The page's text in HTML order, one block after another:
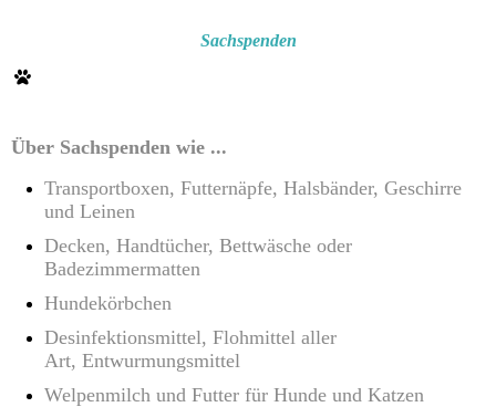
Sachspenden
Über Sachspenden wie ...
Transportboxen, Futternäpfe, Halsbänder, Geschirre
und Leinen
Decken, Handtücher, Bettwäsche oder
Badezimmermatten
Hundekörbchen
Desinfektionsmittel, Flohmittel aller
Art, Entwurmungsmittel
Welpenmilch und Futter für Hunde und Katzen